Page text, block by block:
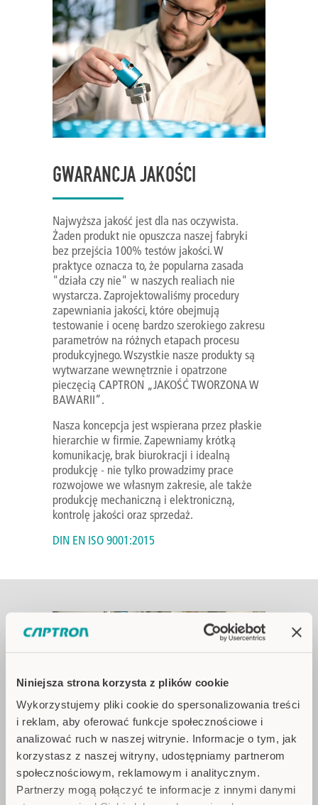
Niniejsza strona korzysta z plików cookie
Wykorzystujemy pliki cookie do spersonalizowania treści
i reklam, aby oferować funkcje społecznościowe i
analizować ruch w naszej witrynie. Informacje o tym, jak
korzystasz z naszej witryny, udostępniamy partnerom
społecznościowym, reklamowym i analitycznym.
Partnerzy mogą połączyć te informacje z innymi danymi
GWARANCJA JAKOŚCI
Najwyższa jakość jest dla nas oczywista.
Żaden produkt nie opuszcza naszej fabryki
bez przejścia 100% testów jakości. W
praktyce oznacza to, że popularna zasada
"działa czy nie" w naszych realiach nie
wystarcza. Zaprojektowaliśmy procedury
zapewniania jakości, które obejmują
testowanie i ocenę bardzo szerokiego zakresu
parametrów na różnych etapach procesu
produkcyjnego. Wszystkie nasze produkty są
wytwarzane wewnętrznie i opatrzone
pieczęcią CAPTRON „JAKOŚĆ TWORZONA W
BAWARII”.
Nasza koncepcja jest wspierana przez płaskie
hierarchie w firmie. Zapewniamy krótką
komunikację, brak biurokracji i idealną
produkcję - nie tylko prowadzimy prace
rozwojowe we własnym zakresie, ale także
produkcję mechaniczną i elektroniczną,
kontrolę jakości oraz sprzedaż.
DIN EN ISO 9001:2015
WŁASNA PRODUKCJA